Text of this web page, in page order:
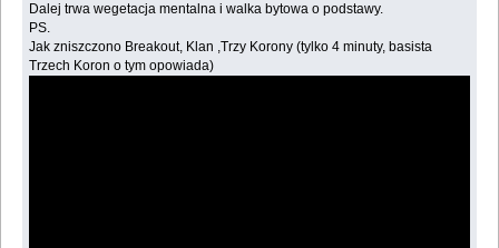
Dalej trwa wegetacja mentalna i walka bytowa o podstawy.
PS.
Jak zniszczono Breakout, Klan ,Trzy Korony (tylko 4 minuty, basista
Trzech Koron o tym opowiada)